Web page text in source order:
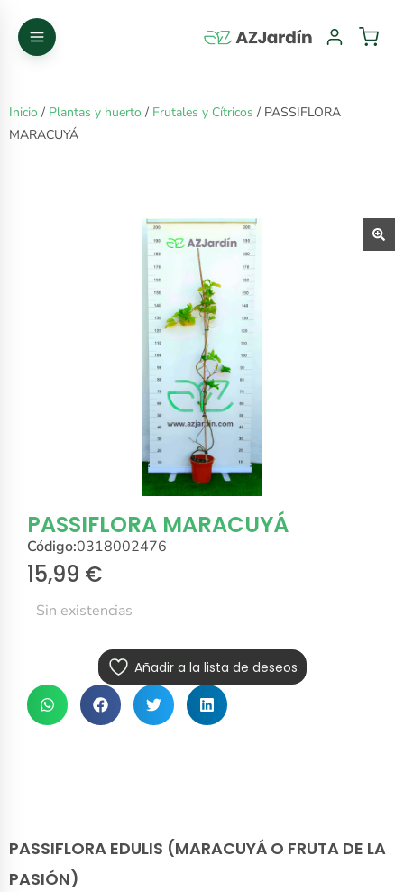
Inicio / Plantas y huerto / Frutales y Cítricos / PASSIFLORA
MARACUYÁ
PASSIFLORA MARACUYÁ
Código:0318002476
15,99 €
Sin existencias
Añadir a la lista de deseos
PASSIFLORA EDULIS (MARACUYÁ O FRUTA DE LA
PASIÓN)